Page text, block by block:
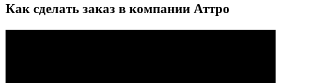
Как сделать заказ в компании Аттро